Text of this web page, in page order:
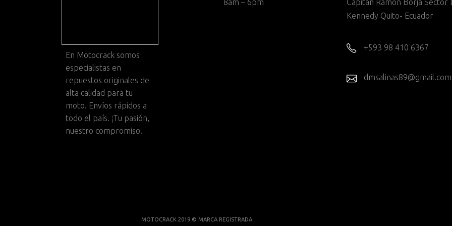
En Motocrack somos
especialistas en
repuestos originales de
alta calidad para tu
moto. Envíos rápidos a
todo el país. ¡Tu pasión,
nuestro compromiso!
8am – 6pm
Capitan Ramon Borja Sector
Kennedy Quito- Ecuador
+593 98 410 6367
dmsalinas89@gmail.com
MOTOCRACK 2019 © MARCA REGISTRADA